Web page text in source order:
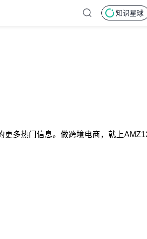
知识星球
多热门信息。做跨境电商，就上